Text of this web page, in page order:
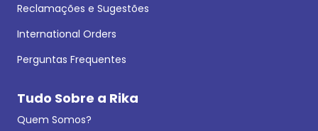
Reclamações e Sugestões
International Orders
Perguntas Frequentes
Tudo Sobre a Rika
Quem Somos?